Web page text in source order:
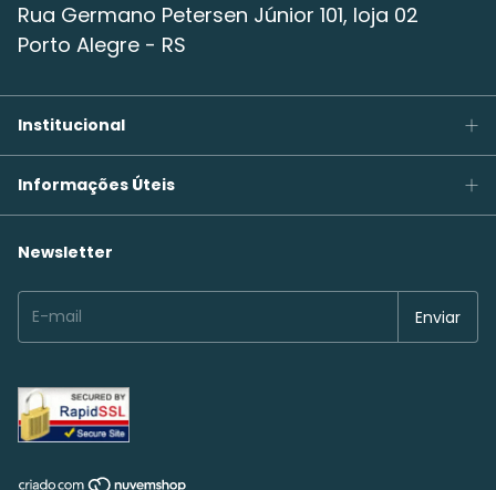
Rua Germano Petersen Júnior 101, loja 02
Porto Alegre - RS
Institucional
Informações Úteis
Newsletter